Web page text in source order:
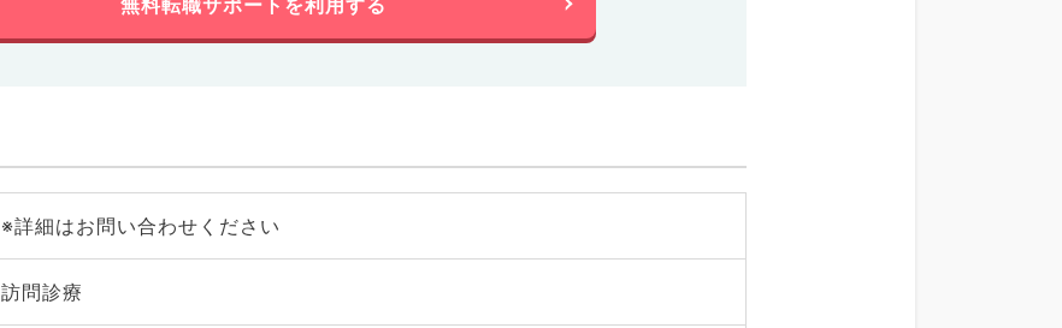
無料転職サポートを利用する
※詳細はお問い合わせください
訪問診療